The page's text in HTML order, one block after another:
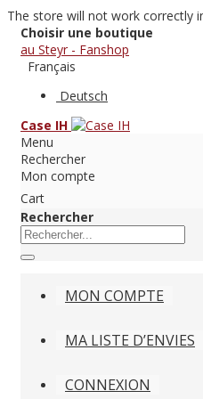
The store will not work correctly
Choisir une boutique
au Steyr - Fanshop
Français
Deutsch
Case IH
Menu
Rechercher
Mon compte
Cart
Rechercher
MON COMPTE
MA LISTE D’ENVIES
CONNEXION